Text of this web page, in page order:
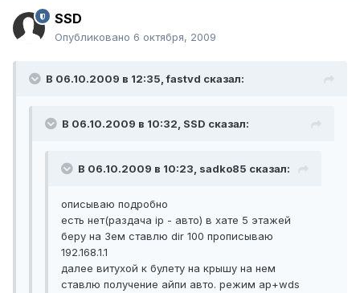
SSD
Опубликовано 6 октября, 2009
В 06.10.2009 в 12:35, fastvd сказал:
В 06.10.2009 в 10:32, SSD сказал:
В 06.10.2009 в 10:23, sadko85 сказал:
описываю подробно
есть нет(раздача ip - авто) в хате 5 этажей
беру на 3ем ставлю dir 100 прописываю
192.168.1.1
далее витухой к булету на крышу на нем
ставлю получение айпи авто. режим ap+wds